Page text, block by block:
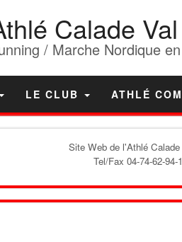
Calade
/ Marche Nordique
LE CLUB ATHLÉ
Site Web de l'Athlé
Tel/Fax 04-74-62-